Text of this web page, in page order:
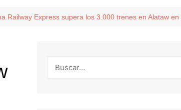
Railway Express supera los 3.000 trenes en Alataw en